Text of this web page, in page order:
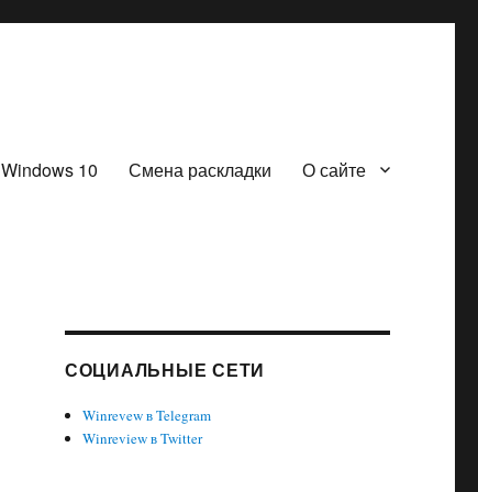
Windows 10 Смена раскладки О сайте
СОЦИАЛЬНЫЕ СЕТИ
Winrevew в Telegram
Winreview в Twitter